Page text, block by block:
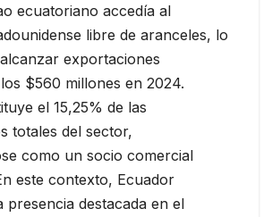
ecuatoriano accedía al
libre de aranceles, lo
exportaciones
$560 millones en 2024.
el 15,25% de las
totales del sector,
como un socio comercial
este contexto, Ecuador
presencia destacada en el